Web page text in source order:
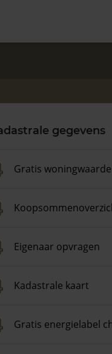
gegevens
Gratis
Eigenaar opvragen
Kadastrale kaart
Gratis energielabel